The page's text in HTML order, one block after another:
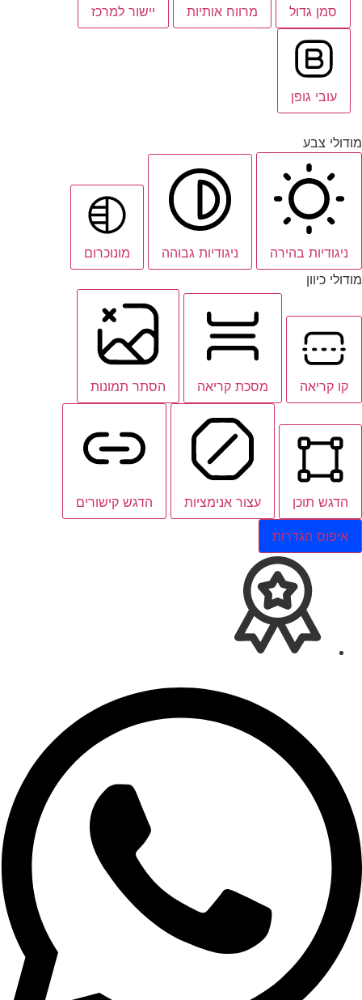
סמן גדול מרווח אותיות יישור למרכז
עובי גופן
מודולי צבע
ניגודיות בהירה ניגודיות גבוהה
מונוכרום
מודולי כיוון
קו קריאה מסכת קריאה הסתר תמונות
הדגש תוכן עצור אנימציות הדגש קישורים
איפוס הגדרות